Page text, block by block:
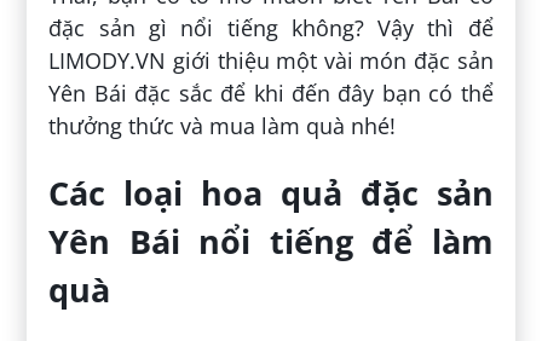
đặc sản gì nổi tiếng không? Vậy thì để
LIMODY.VN giới thiệu một vài món đặc sản
Yên Bái đặc sắc để khi đến đây bạn có thể
thưởng thức và mua làm quà nhé!
Các loại hoa quả đặc sản
Yên Bái nổi tiếng để làm
quà